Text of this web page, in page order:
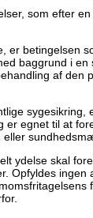
som efter
er betingelsen
baggrund i
af den
sygesikring,
egnet til at
ydelse skal
Opfyldes ingen